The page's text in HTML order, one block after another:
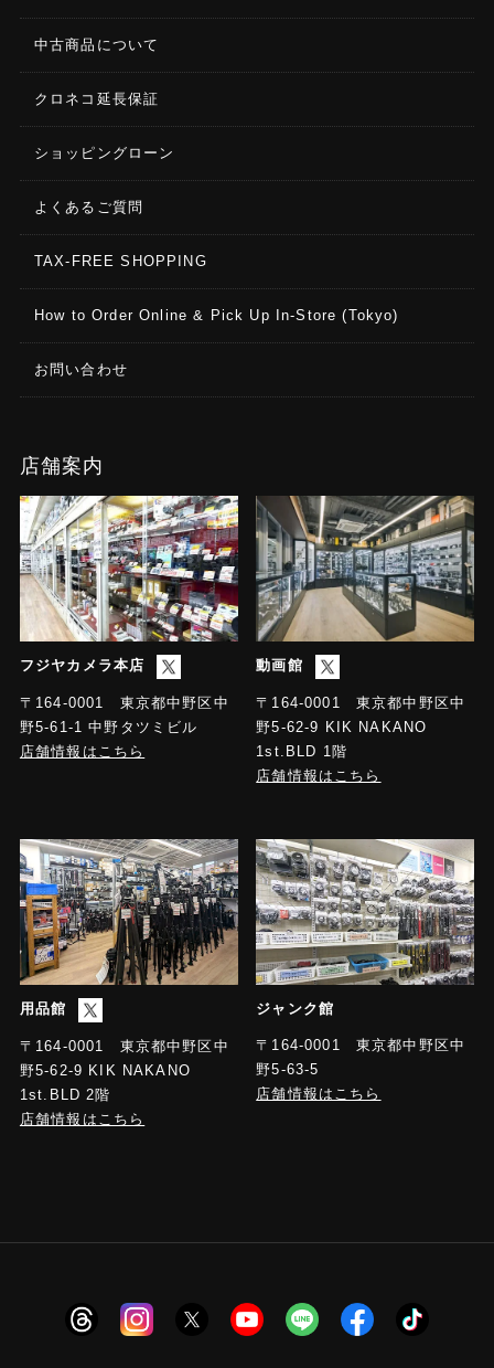
中古商品について
クロネコ延長保証
ショッピングローン
よくあるご質問
TAX-FREE SHOPPING
How to Order Online & Pick Up In-Store (Tokyo)
お問い合わせ
店舗案内
フジヤカメラ本店
〒164-0001 東京都中野区中
野5-61-1 中野タツミビル
店舗情報はこちら
動画館
〒164-0001 東京都中野区中
野5-62-9 KIK NAKANO
1st.BLD 1階
店舗情報はこちら
用品館
〒164-0001 東京都中野区中
野5-62-9 KIK NAKANO
1st.BLD 2階
店舗情報はこちら
ジャンク館
〒164-0001 東京都中野区中
野5-63-5
店舗情報はこちら